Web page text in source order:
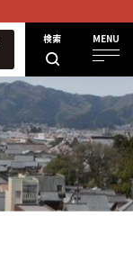
検索 MENU